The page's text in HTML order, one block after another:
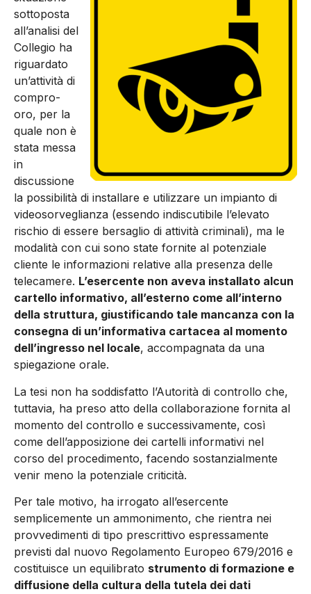
sottoposta
all’analisi del
Collegio ha
riguardato
un’attività di
compro-
oro, per la
quale non è
stata messa
in
discussione
la possibilità di installare e utilizzare un impianto di
videosorveglianza (essendo indiscutibile l’elevato
rischio di essere bersaglio di attività criminali), ma le
modalità con cui sono state fornite al potenziale
cliente le informazioni relative alla presenza delle
telecamere. L’esercente non aveva installato alcun
cartello informativo, all’esterno come all’interno
della struttura, giustificando tale mancanza con la
consegna di un’informativa cartacea al momento
dell’ingresso nel locale, accompagnata da una
spiegazione orale.
La tesi non ha soddisfatto l’Autorità di controllo che,
tuttavia, ha preso atto della collaborazione fornita al
momento del controllo e successivamente, così
come dell’apposizione dei cartelli informativi nel
corso del procedimento, facendo sostanzialmente
venir meno la potenziale criticità.
Per tale motivo, ha irrogato all’esercente
semplicemente un ammonimento, che rientra nei
provvedimenti di tipo prescrittivo espressamente
previsti dal nuovo Regolamento Europeo 679/2016 e
costituisce un equilibrato strumento di formazione e
diffusione della cultura della tutela dei dati